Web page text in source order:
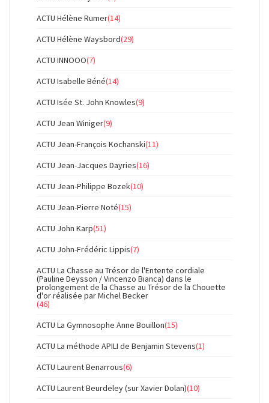
ACTU Hélène Rumer(14)
ACTU Hélène Waysbord(29)
ACTU INNOOO(7)
ACTU Isabelle Béné(14)
ACTU Isée St. John Knowles(9)
ACTU Jean Winiger(9)
ACTU Jean-François Kochanski(11)
ACTU Jean-Jacques Dayries(16)
ACTU Jean-Philippe Bozek(10)
ACTU Jean-Pierre Noté(15)
ACTU John Karp(51)
ACTU John-Frédéric Lippis(7)
ACTU La Chasse au Trésor de l'Entente cordiale
(Pauline Deysson / Vincenzo Bianca) dans le
prolongement de la Chasse au Trésor de la Chouette
d'or réalisée par Michel Becker
(46)
ACTU La Gymnosophe Anne Bouillon(15)
ACTU La méthode APILI de Benjamin Stevens(1)
ACTU Laurent Benarrous(6)
ACTU Laurent Beurdeley (sur Xavier Dolan)(10)